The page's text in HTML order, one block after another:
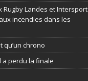
Rugby Landes et Intersport
incendies dans les
qu’un chrono
a perdu la finale